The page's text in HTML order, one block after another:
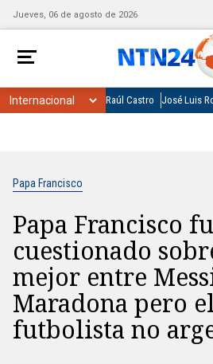
Jueves, 06 de agosto de 2026
Raúl Castro José Luis
Papa Francisco
Papa Francisco
cuestionado
mejor entre
Maradona pero
futbolista no